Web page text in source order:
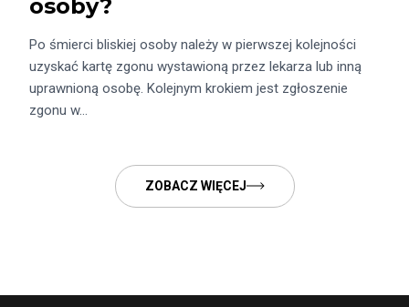
osoby?
Po śmierci bliskiej osoby należy w pierwszej kolejności
uzyskać kartę zgonu wystawioną przez lekarza lub inną
uprawnioną osobę. Kolejnym krokiem jest zgłoszenie
zgonu w…
ZOBACZ WIĘCEJ